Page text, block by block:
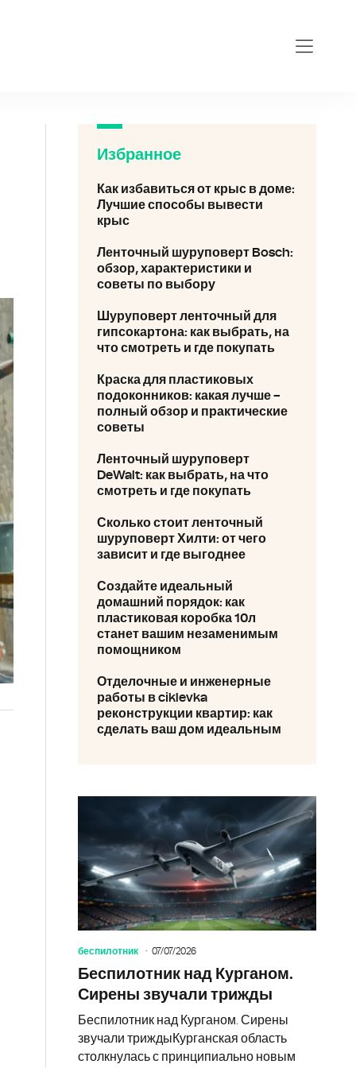
Избранное
Как избавиться от крыс в доме:
Лучшие способы вывести
крыс
Ленточный шуруповерт Bosch:
обзор, характеристики и
советы по выбору
Шуруповерт ленточный для
гипсокартона: как выбрать, на
что смотреть и где покупать
Краска для пластиковых
подоконников: какая лучше –
полный обзор и практические
советы
Ленточный шуруповерт
DeWalt: как выбрать, на что
смотреть и где покупать
Сколько стоит ленточный
шуруповерт Хилти: от чего
зависит и где выгоднее
Создайте идеальный
домашний порядок: как
пластиковая коробка 10л
станет вашим незаменимым
помощником
Отделочные и инженерные
работы в ciklevka
реконструкции квартир: как
сделать ваш дом идеальным
беспилотник 07/07/2026
Беспилотник над Курганом.
Сирены звучали трижды
Беспилотник над Курганом. Сирены
звучали триждыКурганская область
столкнулась с принципиально новым